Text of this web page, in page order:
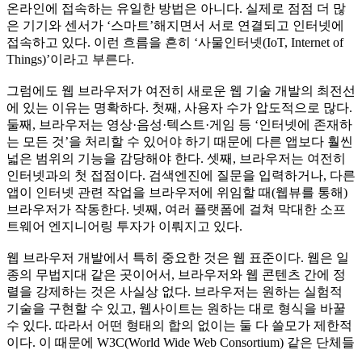
온라인에 접속하는 유일한 방법은 아니다. 실제로 점점 더 많
은 기기와 센서가 ‘스마트’해지면서 서로 연결되고 인터넷에
접속하고 있다. 이런 흐름을 흔히 ‘사물인터넷(IoT, Internet of
Things)’이라고 부른다.
그럼에도 웹 브라우저가 여전히 새로운 웹 기술 개발의 최전선
에 있는 이유는 명확하다. 첫째, 사용자 수가 압도적으로 많다.
둘째, 브라우저는 영상·음성·텍스트·게임 등 ‘인터넷에 존재하
는 모든 것’을 처리할 수 있어야 하기 때문에 다른 앱보다 훨씬
넓은 범위의 기능을 감당해야 한다. 셋째, 브라우저는 여전히
인터넷과의 첫 접점이다. 검색엔진에 질문을 입력하거나, 다른
앱이 인터넷 관련 작업을 브라우저에 위임할 때(웹뷰를 통해)
브라우저가 작동한다. 넷째, 여러 플랫폼에 걸쳐 막대한 소프
트웨어 엔지니어링 투자가 이뤄지고 있다.
웹 브라우저 개발에서 특히 중요한 것은 웹 표준이다. 웹은 일
종의 무법지대 같은 곳이어서, 브라우저와 웹 콘텐츠 간에 정
렬을 강제하는 것은 사실상 없다. 브라우저는 원하는 실험적
기술을 구현할 수 있고, 웹사이트는 원하는 대로 형식을 바꿀
수 있다. 따라서 어떤 형태의 합의 없이는 둘 다 쓸모가 제한적
이다. 이 때문에 W3C(World Wide Web Consortium) 같은 단체들